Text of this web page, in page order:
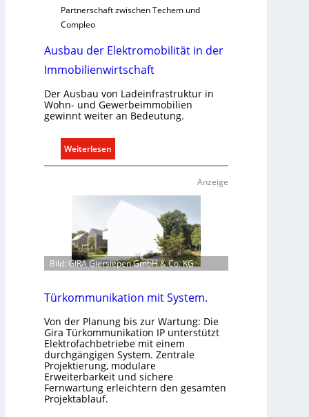
g
e
c
t
e
f
s
e
n
r
g
l
n
Partnerschaft zwischen Techem und
Compleo
Ausbau der Elektromobilität in der
Immobilienwirtschaft
Der Ausbau von Ladeinfrastruktur in
Wohn- und Gewerbeimmobilien
gewinnt weiter an Bedeutung.
Weiterlesen
A
b
e
E
e
k
t
r
o
m
Anzeige
Bild: GIRA Giersiepen GmbH & Co. KG
Türkommunikation mit System.
Von der Planung bis zur Wartung: Die
Gira Türkommunikation IP unterstützt
Elektrofachbetriebe mit einem
durchgängigen System. Zentrale
Projektierung, modulare
Erweiterbarkeit und sichere
Fernwartung erleichtern den gesamten
Projektablauf.